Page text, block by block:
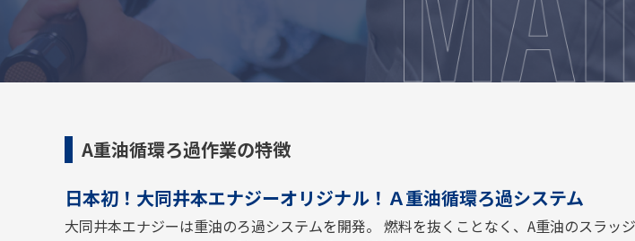
A重油循環ろ過作業の特徴
日本初！大同井本エナジーオリジナル！Ａ重油循環ろ過システム
大同井本エナジーは重油のろ過システムを開発。 燃料を抜くことなく、A重油のスラッ